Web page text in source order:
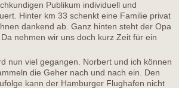
Publikum individuell und
Hinter km 33 schenkt eine Familie privat
dankend ab. Ganz hinten steht der Opa
nehmen wir uns doch kurz Zeit für ein
nun viel gegangen. Norbert und ich können
die Geher nach und nach ein. Den
kann der Hamburger Flughafen nicht